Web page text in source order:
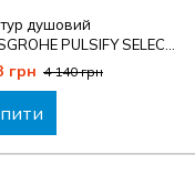
душовий
PULSIFY SELECT
грн 4 140 грн